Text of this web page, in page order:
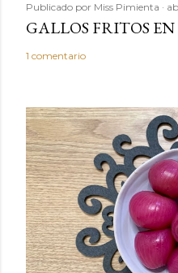
Publicado por Miss Pimienta
GALLOS FRITOS
1 comentario